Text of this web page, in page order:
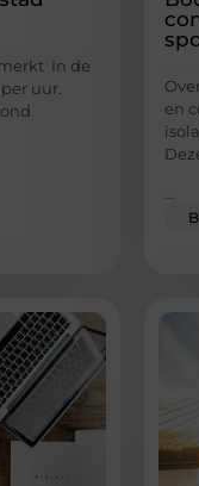
In de
uur.
en